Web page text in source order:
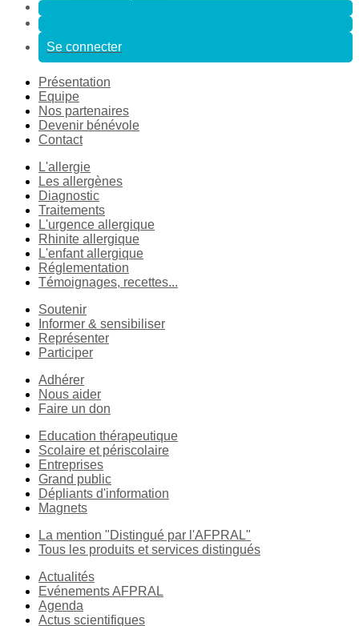
Se connecter
Présentation
Equipe
Nos partenaires
Devenir bénévole
Contact
L'allergie
Les allergènes
Diagnostic
Traitements
L'urgence allergique
Rhinite allergique
L'enfant allergique
Réglementation
Témoignages, recettes...
Soutenir
Informer & sensibiliser
Représenter
Participer
Adhérer
Nous aider
Faire un don
Education thérapeutique
Scolaire et périscolaire
Entreprises
Grand public
Dépliants d'information
Magnets
La mention "Distingué par l'AFPRAL"
Tous les produits et services distingués
Actualités
Evénements AFPRAL
Agenda
Actus scientifiques